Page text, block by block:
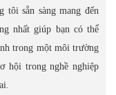
tôi sẵn sàng mang đến
nhất giúp bạn có thể
trong một môi trường
hội trong nghề nghiệp